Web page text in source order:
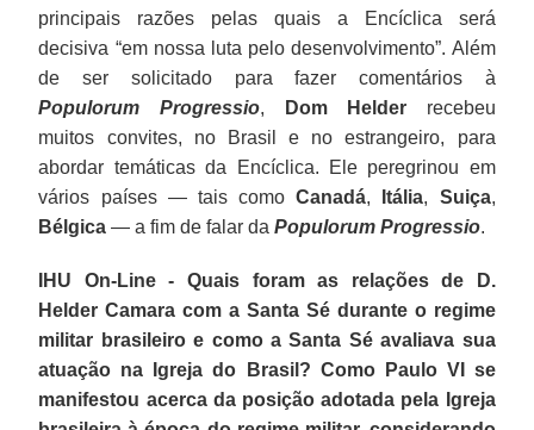
principais razões pelas quais a Encíclica será
decisiva “em nossa luta pelo desenvolvimento”. Além
de ser solicitado para fazer comentários à
Populorum Progressio, Dom Helder recebeu
muitos convites, no Brasil e no estrangeiro, para
abordar temáticas da Encíclica. Ele peregrinou em
vários países — tais como Canadá, Itália, Suiça,
Bélgica — a fim de falar daPopulorum Progressio.
IHU On-Line - Quais foram as relações de D.
Helder Camara com a Santa Sé durante o regime
militar brasileiro e como a Santa Sé avaliava sua
atuação na Igreja do Brasil? Como Paulo VI se
manifestou acerca da posição adotada pela Igreja